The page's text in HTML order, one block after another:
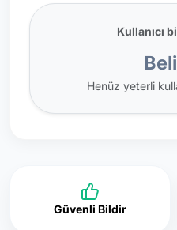
Kullanıcı
Henüz yeterli
Güvenli Bildir